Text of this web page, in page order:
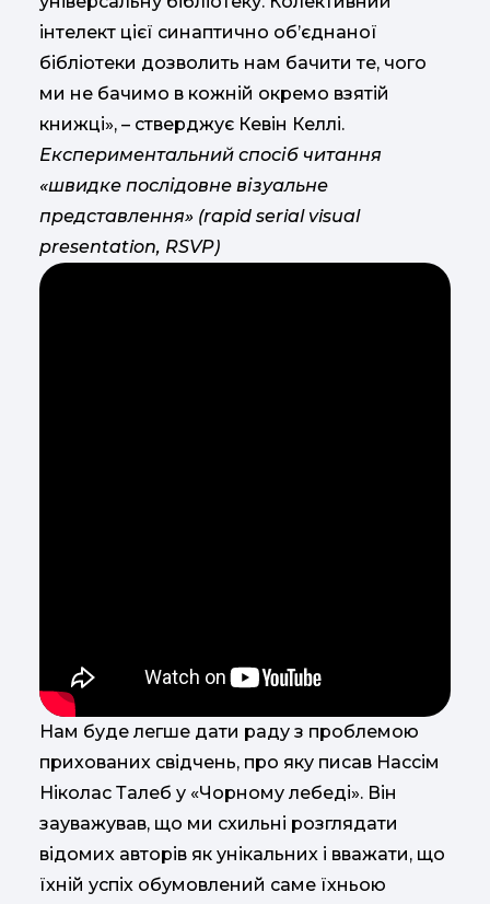
інтелект цієї синаптично об’єднаної
бібліотеки дозволить нам бачити те, чого
ми не бачимо в кожній окремо взятій
книжці», – стверджує Кевін Келлі.
Експериментальний спосіб читання
«швидке послідовне візуальне
представлення» (rapid serial visual
presentation, RSVP)
Нам буде легше дати раду з проблемою
прихованих свідчень, про яку писав Нассім
Ніколас Талеб у «Чорному лебеді». Він
зауважував, що ми схильні розглядати
відомих авторів як унікальних і вважати, що
їхній успіх обумовлений саме їхньою